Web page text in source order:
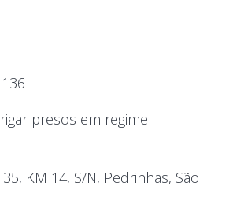
136
presos em regime
KM 14, S/N, Pedrinhas, São